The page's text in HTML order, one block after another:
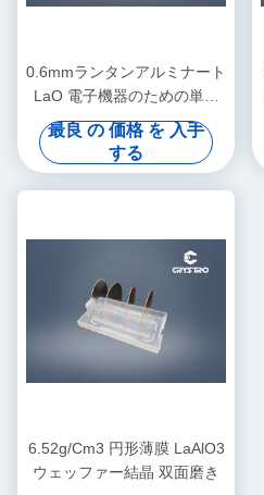
0.6mmランタンアルミナート
LaO 電子機器のための単結
晶ウエファー
最良 の 価格 を 入手
する
6.52g/Cm3 円形薄膜 LaAlO3
ウェッファー結晶 双面磨き